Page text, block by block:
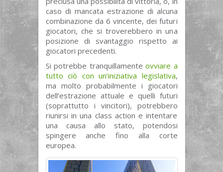
caso di mancata estrazione di alcuna
combinazione da 6 vincente, dei futuri
giocatori, che si troverebbero in una
posizione di svantaggio rispetto ai
giocatori precedenti.
Si potrebbe tranquillamente ovviare a
tutto ciò con un’iniziativa legislativa,
ma molto probabilmente i giocatori
dell’estrazione attuale e quelli futuri
(soprattutto i vincitori), potrebbero
riunirsi in una class action e intentare
una causa allo stato, potendosi
spingere anche fino alla corte
europea.